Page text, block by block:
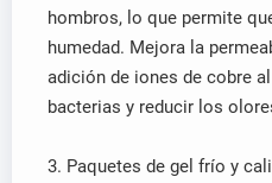
hombros, lo que permite
humedad. Mejora la
adición de iones de cobre
bacterias y reducir los
3. Paquetes de gel frío y